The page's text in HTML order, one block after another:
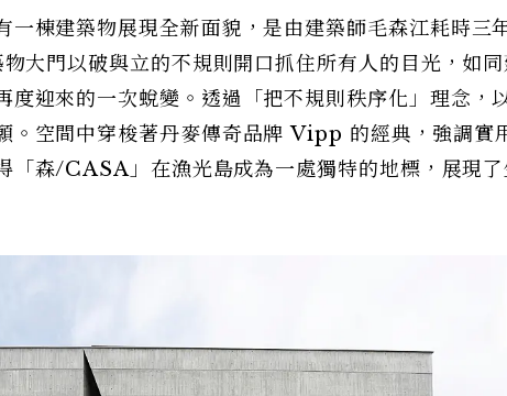
一棟建築物展現全新面貌，是由建築師毛森江耗時三
大門以破與立的不規則開口抓住所有人的目光，如
度迎來的一次蛻變。透過「把不規則秩序化」理念，
。空間中穿梭著丹麥傳奇品牌 Vipp 的經典，強調實
「森/CASA」在漁光島成為一處獨特的地標，展現